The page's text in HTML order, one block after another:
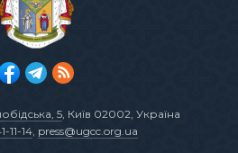
5, Київ 02002, Україна
11-14, press@ugcc.org.ua